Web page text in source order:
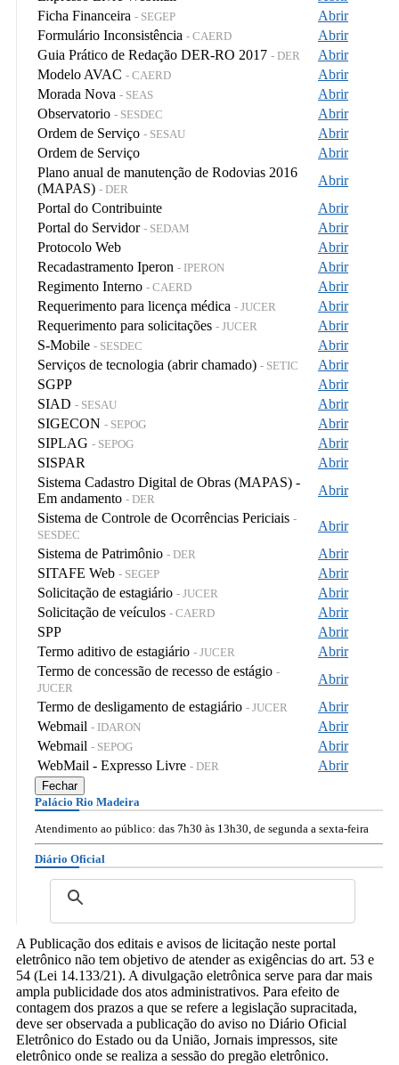
Ficha Financeira - SEGEP
Abrir
Formulário Inconsistência - CAERD
Abrir
Guia Prático de Redação DER-RO 2017 - DER
Abrir
Modelo AVAC - CAERD
Abrir
Morada Nova - SEAS
Abrir
Observatorio - SESDEC
Abrir
Ordem de Serviço - SESAU
Abrir
Ordem de Serviço
Abrir
Plano anual de manutenção de Rodovias 2016
(MAPAS) - DER
Abrir
Portal do Contribuinte
Abrir
Portal do Servidor - SEDAM
Abrir
Protocolo Web
Abrir
Recadastramento Iperon - IPERON
Abrir
Regimento Interno - CAERD
Abrir
Requerimento para licença médica - JUCER
Abrir
Requerimento para solicitações - JUCER
Abrir
S-Mobile - SESDEC
Abrir
Serviços de tecnologia (abrir chamado) - SETIC
Abrir
SGPP
Abrir
SIAD - SESAU
Abrir
SIGECON - SEPOG
Abrir
SIPLAG - SEPOG
Abrir
SISPAR
Abrir
Sistema Cadastro Digital de Obras (MAPAS) -
Em andamento - DER
Abrir
Sistema de Controle de Ocorrências Periciais -
SESDEC
Abrir
Sistema de Patrimônio - DER
Abrir
SITAFE Web - SEGEP
Abrir
Solicitação de estagiário - JUCER
Abrir
Solicitação de veículos - CAERD
Abrir
SPP
Abrir
Termo aditivo de estagiário - JUCER
Abrir
Termo de concessão de recesso de estágio -
JUCER
Abrir
Termo de desligamento de estagiário - JUCER
Abrir
Webmail - IDARON
Abrir
Webmail - SEPOG
Abrir
WebMail - Expresso Livre - DER Abrir
Fechar
Palácio Rio Madeira
Atendimento ao público: das 7h30 às 13h30, de segunda a sexta-feira
Diário Oficial
A Publicação dos editais e avisos de licitação neste portal
eletrônico não tem objetivo de atender as exigências do art. 53 e
54 (Lei 14.133/21). A divulgação eletrônica serve para dar mais
ampla publicidade dos atos administrativos. Para efeito de
contagem dos prazos a que se refere a legislação supracitada,
deve ser observada a publicação do aviso no Diário Oficial
Eletrônico do Estado ou da União, Jornais impressos, site
eletrônico onde se realiza a sessão do pregão eletrônico.